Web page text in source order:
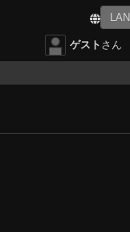
ゲスト さん